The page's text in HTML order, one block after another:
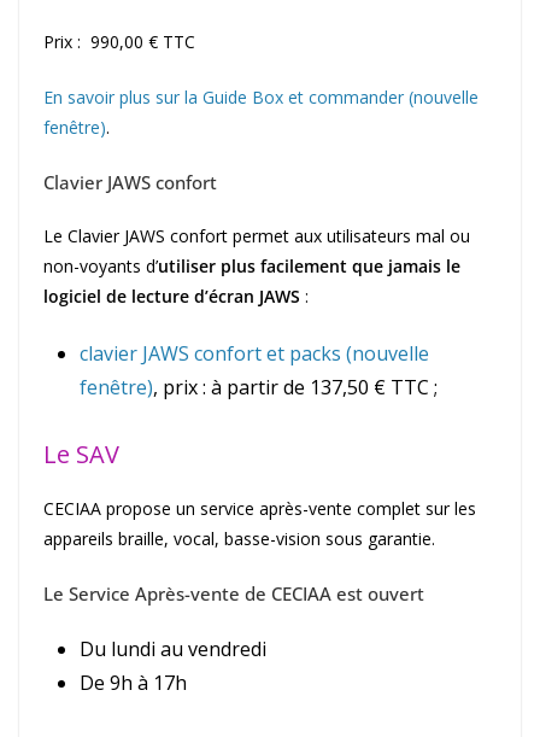
Prix : 990,00 € TTC
En savoir plus sur la Guide Box et commander (nouvelle
fenêtre).
Clavier JAWS confort
Le Clavier JAWS confort permet aux utilisateurs mal ou
non-voyants d’utiliser plus facilement que jamais le
logiciel de lecture d’écran JAWS :
clavier JAWS confort et packs (nouvelle
fenêtre), prix : à partir de 137,50 € TTC ;
Le SAV
CECIAA propose un service après-vente complet sur les
appareils braille, vocal, basse-vision sous garantie.
Le Service Après-vente de CECIAA est ouvert
Du lundi au vendredi
De 9h à 17h